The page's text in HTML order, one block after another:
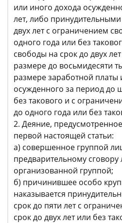
или иного дохода
лет, либо
двух лет с ограничением
одного года или без
свободы на срок до двух
размере до восьмидесяти
размере заработной платы
осужденного за период до
без такового и с
до одного года или без
2. Деяние,
первой настоящей статьи:
а) совершенное группой
предварительному сговору
организованной группой;
б) причинившее особо
наказывается
срок до пяти лет с
срок до двух лет или без